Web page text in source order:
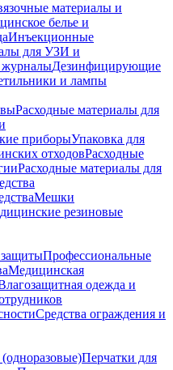
материалы и
белье и
Инъекционные
для УЗИ и
Дезинфицирующие
и лампы
Расходные материалы для
приборыУпаковка для
отходовРасходные
Расходные материалы для
Мешки
резиновые
Профессиональные
Медицинская
одежда и
Средства ограждения и
Перчатки для